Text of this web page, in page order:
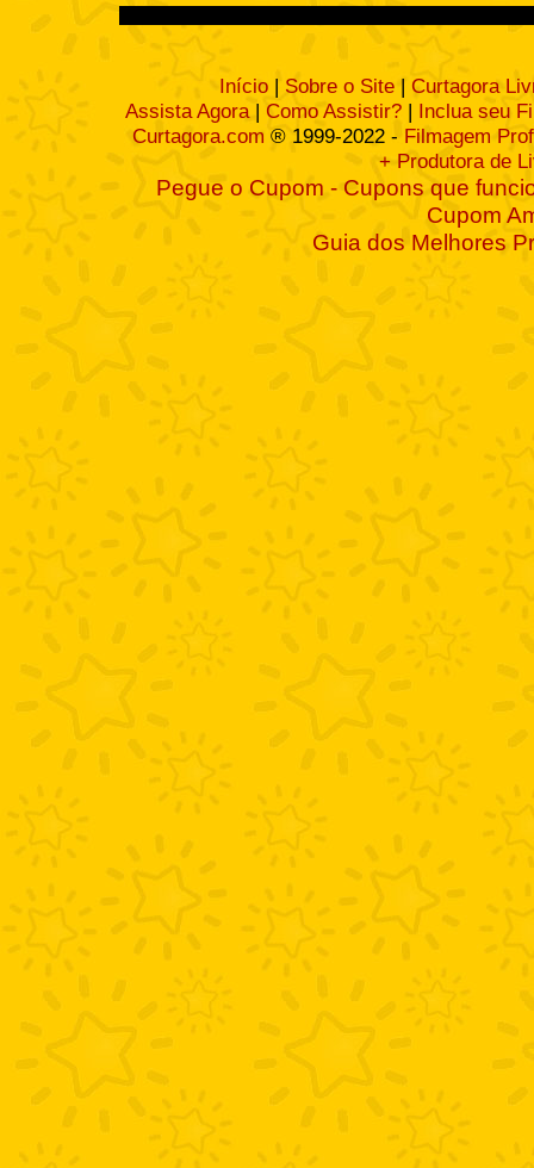
Início | Sobre o Site | Curtagora
Assista Agora| Como Assistir? | Inclua seu
Curtagora.com ® 1999-2022 - Filmagem
+ Produtora de
Pegue o Cupom - Cupons que
Cupom
Guia dos Melhores